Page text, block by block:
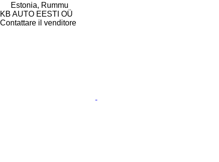
Estonia, Rummu
KB AUTO EESTI OÜ
Contattare il venditore